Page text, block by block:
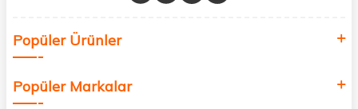
değer katmak için bize katılın!
Popüler Ürünler
Popüler Markalar